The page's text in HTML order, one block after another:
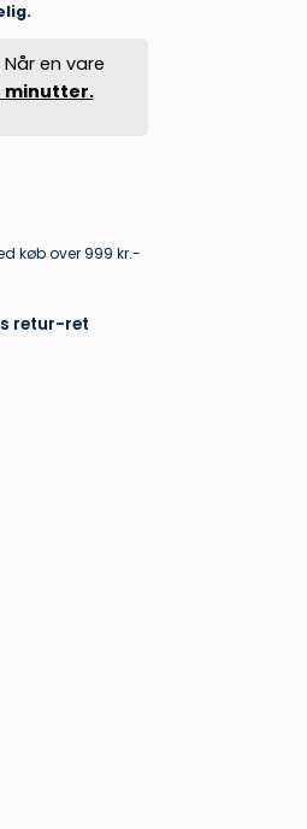
en vare
minutter.
køb over 999 kr.-
retur-ret